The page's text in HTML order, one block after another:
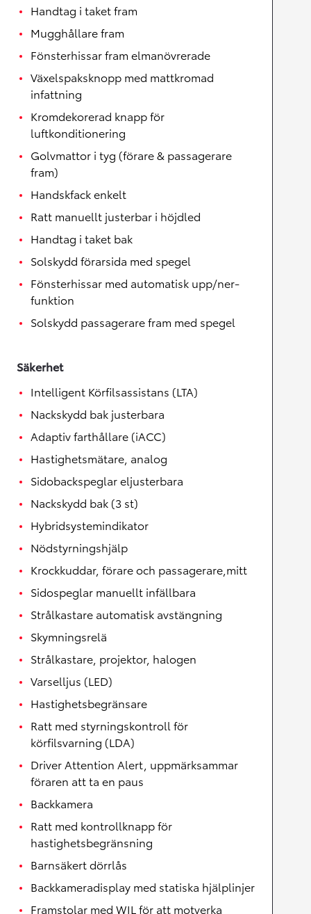
Handtag i taket fram
Mugghållare fram
Fönsterhissar fram elmanövrerade
Växelspaksknopp med mattkromad
infattning
Kromdekorerad knapp för
luftkonditionering
Golvmattor i tyg (förare & passagerare
fram)
Handskfack enkelt
Ratt manuellt justerbar i höjdled
Handtag i taket bak
Solskydd förarsida med spegel
Fönsterhissar med automatisk upp/ner-
funktion
Solskydd passagerare fram med spegel
Säkerhet
Intelligent Körfilsassistans (LTA)
Nackskydd bak justerbara
Adaptiv farthållare (iACC)
Hastighetsmätare, analog
Sidobackspeglar eljusterbara
Nackskydd bak (3 st)
Hybridsystemindikator
Nödstyrningshjälp
Krockkuddar, förare och passagerare,mitt
Sidospeglar manuellt infällbara
Strålkastare automatisk avstängning
Skymningsrelä
Strålkastare, projektor, halogen
Varselljus (LED)
Hastighetsbegränsare
Ratt med styrningskontroll för
körfilsvarning (LDA)
Driver Attention Alert, uppmärksammar
föraren att ta en paus
Backkamera
Ratt med kontrollknapp för
hastighetsbegränsning
Barnsäkert dörrlås
Backkameradisplay med statiska hjälplinjer
Framstolar med WIL för att motverka